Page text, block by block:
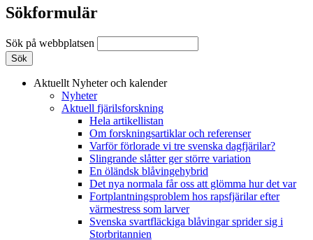
Sökformulär
Sök på webbplatsen
Aktuellt Nyheter och kalender
Nyheter
Aktuell fjärilsforskning
Hela artikellistan
Om forskningsartiklar och referenser
Varför förlorade vi tre svenska dagfjärilar?
Slingrande slåtter ger större variation
En öländsk blåvingehybrid
Det nya normala får oss att glömma hur det var
Fortplantningsproblem hos rapsfjärilar efter
värmestress som larver
Svenska svartfläckiga blåvingar sprider sig i
Storbritannien